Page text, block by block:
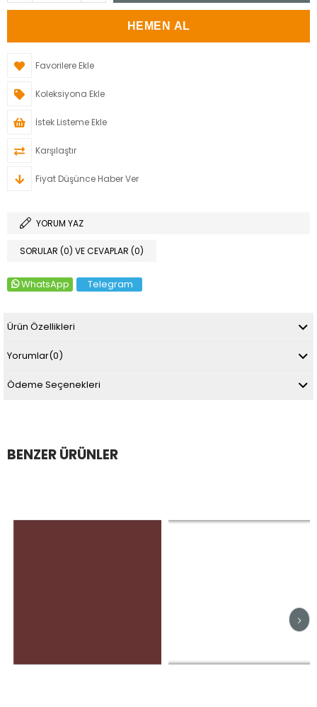
Favorilere Ekle
Koleksiyona Ekle
İstek Listeme Ekle
Karşılaştır
Fiyat Düşünce Haber Ver
YORUM YAZ
SORULAR (0) VE CEVAPLAR (0)
WhatsApp Telegram
Ürün Özellikleri
Yorumlar(0)
Ödeme Seçenekleri
BENZER ÜRÜNLER